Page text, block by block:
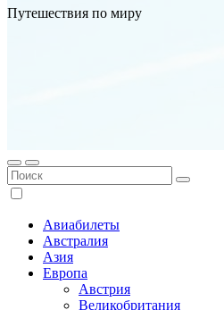
Путешествия по миру
Авиабилеты
Австралия
Азия
Европа
Австрия
Великобритания